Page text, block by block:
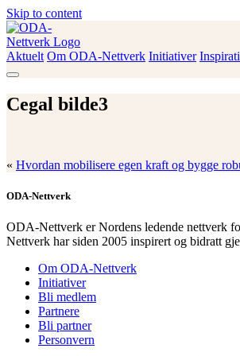
Skip to content
Aktuelt Om ODA-Nettverk Initiativer
Cegal bilde3
« Hvordan mobilisere egen kraft og bygge
ODA-Nettverk
ODA-Nettverk er Nordens ledende nettverk
Nettverk har siden 2005 inspirert og bidratt
Om ODA-Nettverk
Initiativer
Bli medlem
Partnere
Bli partner
Personvern